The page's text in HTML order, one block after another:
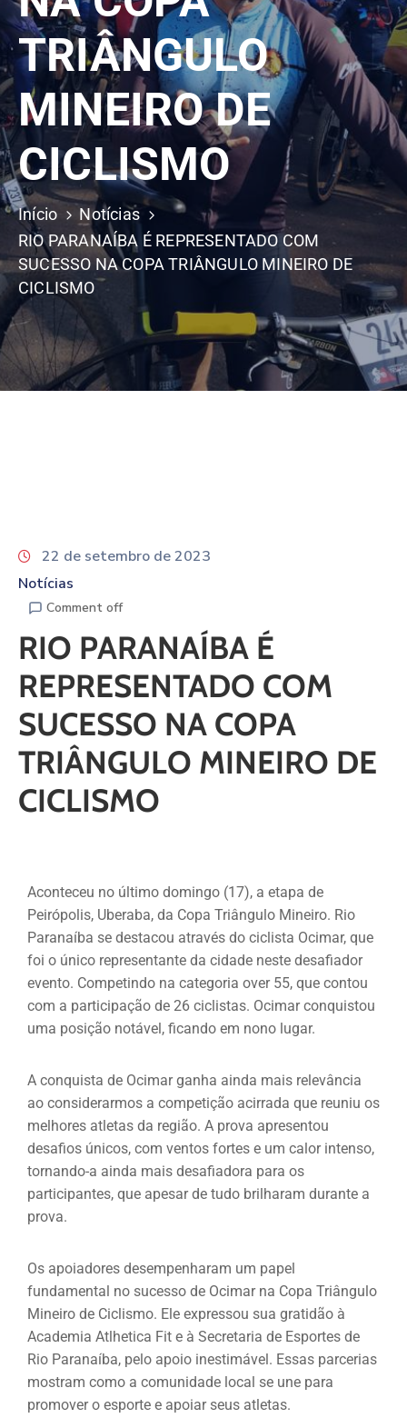
TRIÂNGULO
MINEIRO DE
CICLISMO
Início
Notícias
RIO PARANAÍBA É REPRESENTADO COM
SUCESSO NA COPA TRIÂNGULO MINEIRO DE
CICLISMO
22 de setembro de 2023
Notícias
Comment off
RIO PARANAÍBA É
REPRESENTADO COM
SUCESSO NA COPA
TRIÂNGULO MINEIRO DE
CICLISMO
Aconteceu no último domingo (17), a etapa de
Peirópolis, Uberaba, da Copa Triângulo Mineiro. Rio
Paranaíba se destacou através do ciclista Ocimar, que
foi o único representante da cidade neste desafiador
evento. Competindo na categoria over 55, que contou
com a participação de 26 ciclistas. Ocimar conquistou
uma posição notável, ficando em nono lugar.
A conquista de Ocimar ganha ainda mais relevância
ao considerarmos a competição acirrada que reuniu os
melhores atletas da região. A prova apresentou
desafios únicos, com ventos fortes e um calor intenso,
tornando-a ainda mais desafiadora para os
participantes, que apesar de tudo brilharam durante a
prova.
Os apoiadores desempenharam um papel
fundamental no sucesso de Ocimar na Copa Triângulo
Mineiro de Ciclismo. Ele expressou sua gratidão à
Academia Atlhetica Fit e à Secretaria de Esportes de
Rio Paranaíba, pelo apoio inestimável. Essas parcerias
mostram como a comunidade local se une para
promover o esporte e apoiar seus atletas.